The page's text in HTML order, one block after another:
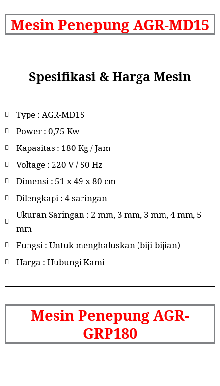
Mesin Penepung AGR-MD15
Spesifikasi & Harga Mesin
Type : AGR-MD15
Power : 0,75 Kw
Kapasitas : 180 Kg / Jam
Voltage : 220 V / 50 Hz
Dimensi : 51 x 49 x 80 cm
Dilengkapi : 4 saringan
Ukuran Saringan : 2 mm, 3 mm, 3 mm, 4 mm, 5
mm
Fungsi : Untuk menghaluskan (biji-bijian)
Harga : Hubungi Kami
Mesin Penepung AGR-
GRP180